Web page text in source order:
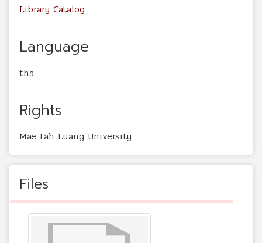
Library Catalog
Language
tha
Rights
Mae Fah Luang University
Files